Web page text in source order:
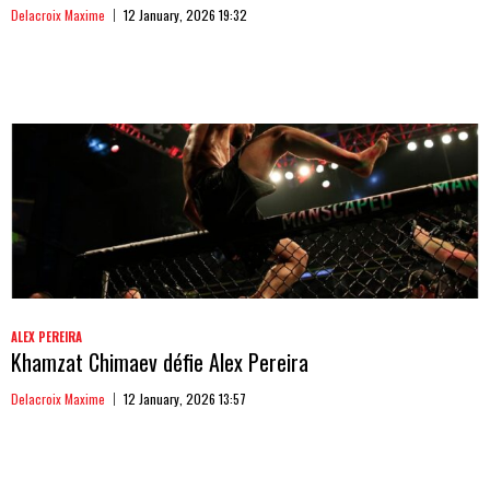
Delacroix Maxime 12 January, 2026 19:32
ALEX PEREIRA
Khamzat Chimaev défie Alex Pereira
Delacroix Maxime 12 January, 2026 13:57